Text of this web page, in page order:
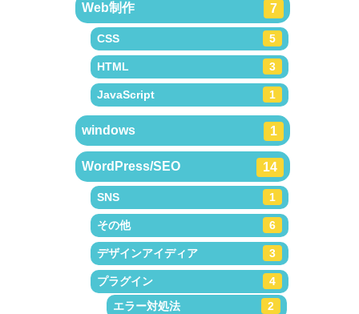
Web制作 7
CSS 5
HTML 3
JavaScript 1
windows 1
WordPress/SEO 14
SNS 1
その他 6
デザインアイディア 3
プラグイン
4
エラー対処法
2